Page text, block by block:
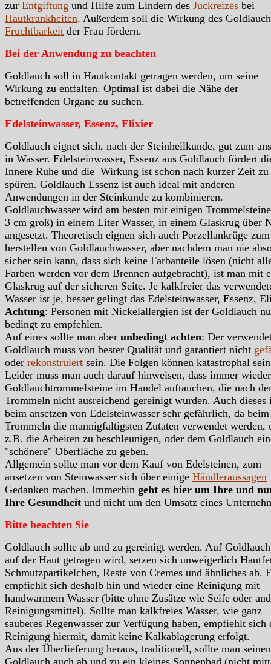
zur Entgiftung und Hilfe zum Lindern des Juckreizes bei
Hautkrankheiten. Außerdem soll die Wirkung des
Fruchtbarkeit der Frau fördern.
Bei der Anwendung zu beachten
Goldlauch soll in Hautkontakt getragen werden, um seine
Wirkung zu entfalten. Optimal ist dabei die Nähe der
betreffenden Organe zu suchen.
Edelsteinwasser, Essenz, Elixier
Goldlauch eignet sich, nach der Steinheilkunde, gut zum
in Wasser. Edelsteinwasser, Essenz aus Goldlauch fördert
Innere Ruhe und die Wirkung ist schon nach kurzer Zeit zu
spüren. Goldlauch Essenz ist auch ideal mit anderen
Anwendungen in der Steinkunde zu kombinieren.
Goldlauchwasser wird am besten mit einigen
3 cm groß) in einem Liter Wasser, in einem Glaskrug über
angesetzt. Theoretisch eignen sich auch Porzellankrüge zum
herstellen von Goldlauchwasser, aber nachdem man nie
sicher sein kann, dass sich keine Farbanteile lösen (nicht
Farben werden vor dem Brennen aufgebracht), ist man mit
Glaskrug auf der sicheren Seite. Je kalkfreier das
Wasser ist je, besser gelingt das Edelsteinwasser, Essenz,
Achtung: Personen mit Nickelallergien ist der Goldlauch
bedingt zu empfehlen.
Auf eines sollte man aber unbedingt achten: Der
Goldlauch muss von bester Qualität und garantiert nicht
oder rekonstruiert sein. Die Folgen können katastrophal
Leider muss man auch darauf hinweisen, dass immer wieder
Goldlauchtrommelsteine im Handel auftauchen, die nach
Trommeln nicht ausreichend gereinigt wurden. Auch dieses
beim ansetzen von Edelsteinwasser sehr gefährlich, da beim
Trommeln die mannigfaltigsten Zutaten verwendet werden,
z.B. die Arbeiten zu beschleunigen, oder dem Goldlauch
"schönere" Oberfläche zu geben.
Allgemein sollte man vor dem Kauf von Edelsteinen, zum
ansetzen von Steinwasser sich über einige Händleraussagen
Gedanken machen. Immerhin geht es hier um Ihre und
Ihre Gesundheit und nicht um den Umsatz eines
Bitte beachten Sie
Goldlauch sollte ab und zu gereinigt werden. Auf
auf der Haut getragen wird, setzen sich unweigerlich
Schmutzpartikelchen, Reste von Cremes und ähnliches ab.
empfiehlt sich deshalb hin und wieder eine Reinigung mit
handwarmem Wasser (bitte ohne Zusätze wie Seife oder
Reinigungsmittel). Sollte man kalkfreies Wasser, wie ganz
sauberes Regenwasser zur Verfügung haben, empfiehlt sich
Reinigung hiermit, damit keine Kalkablagerung erfolgt.
Aus der Überlieferung heraus, traditionell, sollte man seinen
Goldlauch auch ab und zu ein kleines Sonnenbad (nicht